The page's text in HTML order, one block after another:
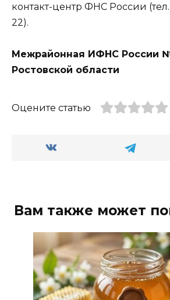
контакт-центр ФНС России
22).
Межрайонная ИФНС России
Ростовской области
Оцените статью
Вам также может